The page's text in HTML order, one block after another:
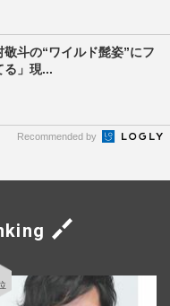
敬斗の“ワイルド髭姿”にフ
る」現...
Recommended by